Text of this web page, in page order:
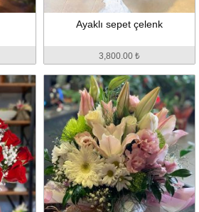
Ayaklı sepet çelenk
3,800.00 ₺